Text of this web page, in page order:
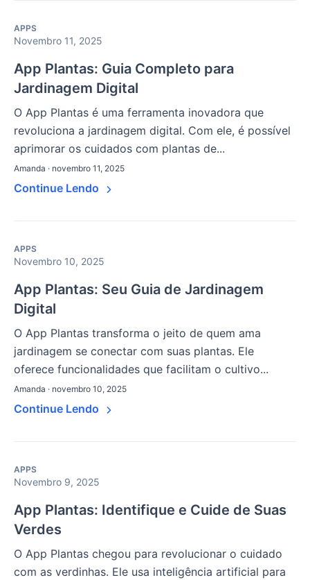
APPS
Novembro 11, 2025
App Plantas: Guia Completo para
Jardinagem Digital
O App Plantas é uma ferramenta inovadora que
revoluciona a jardinagem digital. Com ele, é possível
aprimorar os cuidados com plantas de...
Amanda · novembro 11, 2025
Continue Lendo
APPS
Novembro 10, 2025
App Plantas: Seu Guia de Jardinagem
Digital
O App Plantas transforma o jeito de quem ama
jardinagem se conectar com suas plantas. Ele
oferece funcionalidades que facilitam o cultivo...
Amanda · novembro 10, 2025
Continue Lendo
APPS
Novembro 9, 2025
App Plantas: Identifique e Cuide de Suas
Verdes
O App Plantas chegou para revolucionar o cuidado
com as verdinhas. Ele usa inteligência artificial para